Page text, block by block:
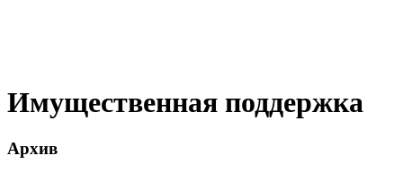
Имущественная поддержка
Архив